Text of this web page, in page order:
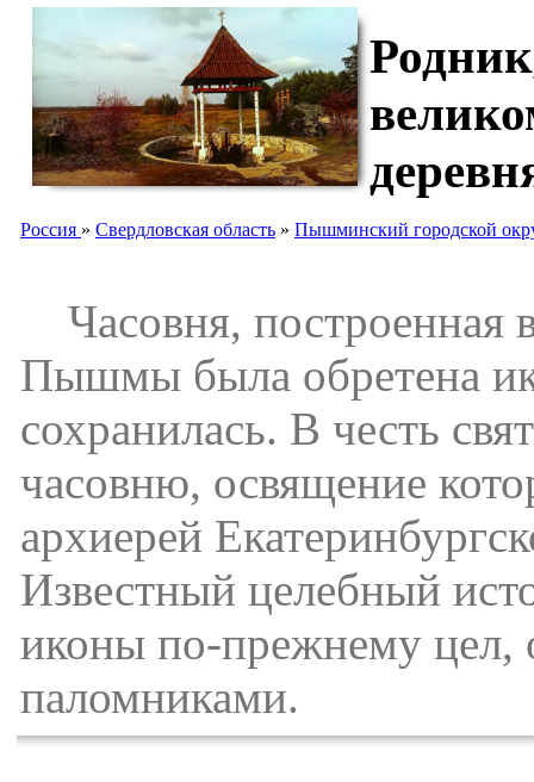
Россия » Свердловская область » Пышминский городской
Часовня, построенная
Пышмы была обретена
сохранилась. В честь
часовню, освящение
архиерей
Известный целебный
иконы по-прежнему цел,
паломниками.